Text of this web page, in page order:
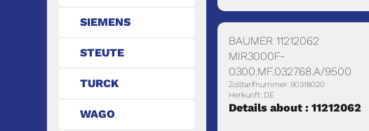
SIEMENS
STEUTE
TURCK
WAGO
BAUMER 11212062
MIR3000F-
0300.MF.032768.A/9500
Zolltarifnummer: 90318020
Herkunft: DE
Details about : 11212062